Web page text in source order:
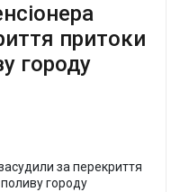
притоки
городу